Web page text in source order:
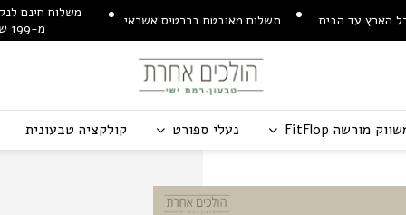
הארץ עד הבית תשלום מאובטח בכרטיס אשראי
משלוח חינם
מ-199 ש"ח
מורשה FitFlop נעלי ספורט קולקציה טבעונית